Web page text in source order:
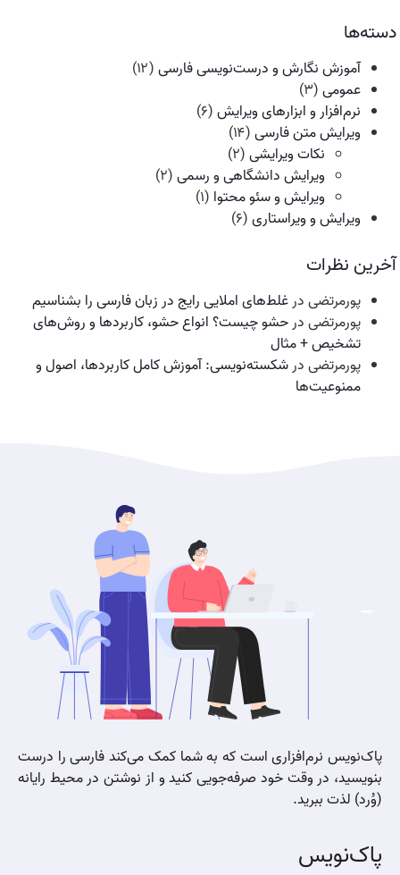
دسته‌ها
آموزش نگارش و درست‌نویسی فارسی(۱۲)
عمومی(۳)
نرم‌افزار و ابزارهای ویرایش(۶)
ویرایش متن فارسی(۱۴)
نکات ویرایشی(۲)
ویرایش دانشگاهی و رسمی(۲)
ویرایش و سئو محتوا (۱)
ویرایش و ویراستاری(۶)
آخرین نظرات
پورمرتضیدرغلط‌های املایی رایج در زبان فارسی را بشناسیم
پورمرتضیدرحشو چیست؟ انواع حشو، کاربردها و روش‌های
تشخیص + مثال
پورمرتضیدرشکسته‌نویسی: آموزش کامل کاربردها، اصول و
ممنوعیت‌ها
پاک‌نویس
پاک‌نویس نرم‌افزاری است که به شما کمک می‌کند فارسی را درست
بنویسید، در وقت خود صرفه‌جویی کنید و از نوشتن در محیط رایانه
(وُرد) لذت ببرید.